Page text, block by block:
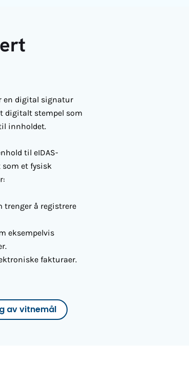
en digital signatur
digitalt stempel som
innholdet.
til eIDAS-
et fysisk
trenger å registrere
eksempelvis
fakturaer.
av vitnemål